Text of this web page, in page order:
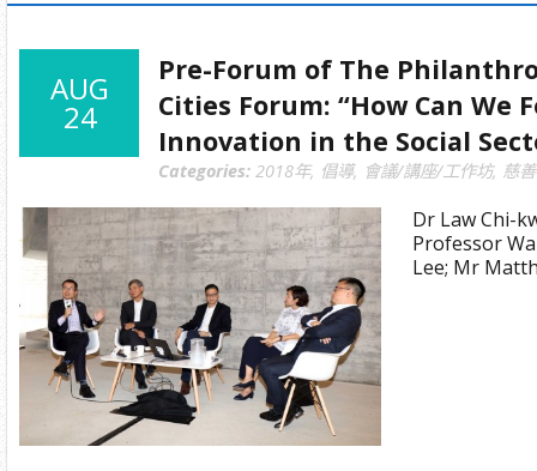
AUG
24
Pre-Forum of The
Cities Forum: “How Can We
Innovation in the Social
Categories: 2018年, 倡導, 會議/講座/工作坊, 慈
Dr Law Chi-
Professor
Lee; Mr